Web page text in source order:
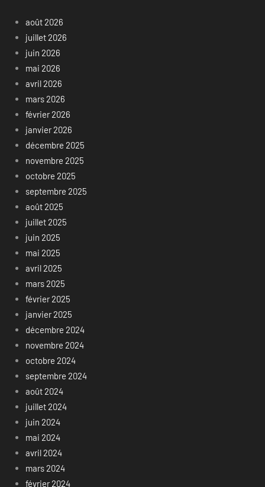
août 2026
juillet 2026
juin 2026
mai 2026
avril 2026
mars 2026
février 2026
janvier 2026
décembre 2025
novembre 2025
octobre 2025
septembre 2025
août 2025
juillet 2025
juin 2025
mai 2025
avril 2025
mars 2025
février 2025
janvier 2025
décembre 2024
novembre 2024
octobre 2024
septembre 2024
août 2024
juillet 2024
juin 2024
mai 2024
avril 2024
mars 2024
février 2024